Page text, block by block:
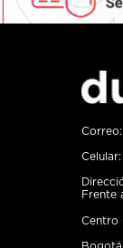
Correo:
Celular:
Frente
Centro